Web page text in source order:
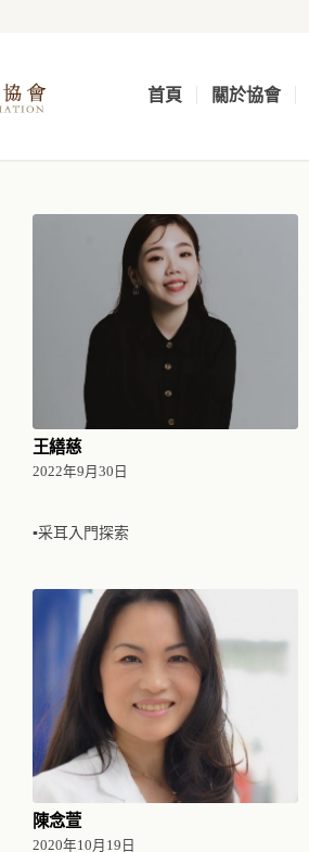
首頁 關於協會
王繕慈
2022年9月30日
▪采耳入門探索
陳念萱
2020年10月19日